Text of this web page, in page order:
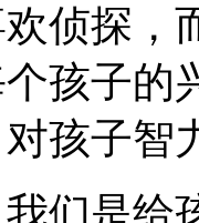
侦探，
孩子的
孩子智
是给